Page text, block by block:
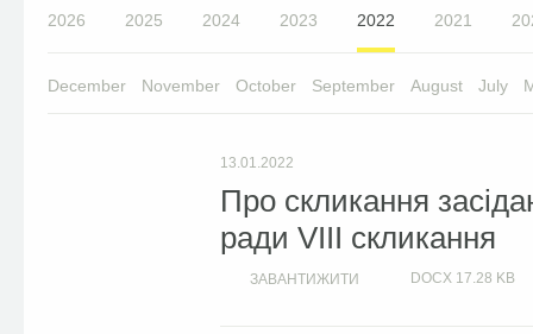
2026 2025 2024 2023 2022 2021
December November October September August July
13.01.2022
Про скликання
ради VIIІ скликання
ЗАВАНТИЖИТИ DOCX 17.28 KB